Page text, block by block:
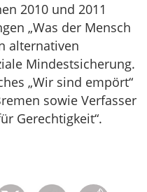
2010 und 2011
„Was der Mensch
alternativen
Mindestsicherung.
„Wir sind empört“
sowie Verfasser
Gerechtigkeit“.